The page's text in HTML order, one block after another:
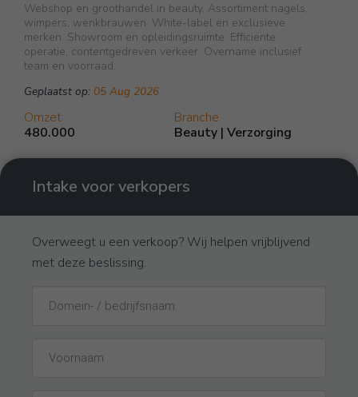
Omzet
480.000
Branche
Beauty | Verzorging
Webshop en groothandel in beauty. Assortiment nagels,
wimpers, wenkbrauwen. White-label en exclusieve
merken. Showroom en opleidingsruimte. Efficiënte
operatie, contentgedreven verkeer. Overname inclusief
team en voorraad.
Geplaatst op: 05 Aug 2026
Intake voor verkopers
Overweegt u een verkoop? Wij helpen vrijblijvend
met deze beslissing.